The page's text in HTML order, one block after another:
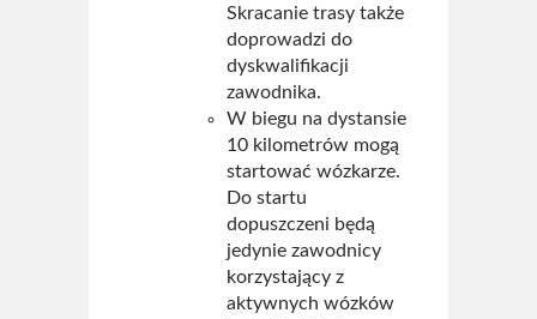
Skracanie trasy także
doprowadzi do
dyskwalifikacji
zawodnika.
W biegu na dystansie
10 kilometrów mogą
startować wózkarze.
Do startu
dopuszczeni będą
jedynie zawodnicy
korzystający z
aktywnych wózków